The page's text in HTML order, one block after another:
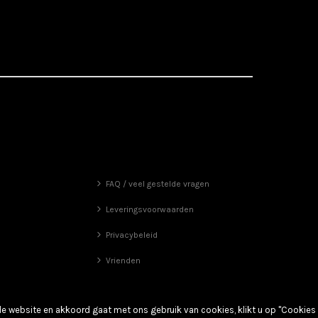
FAQ / veel gestelde vragen
Leveringsvoorwaarden
Privacybeleid
Vrienden
website en akkoord gaat met ons gebruik van cookies, klikt u op "Cookies